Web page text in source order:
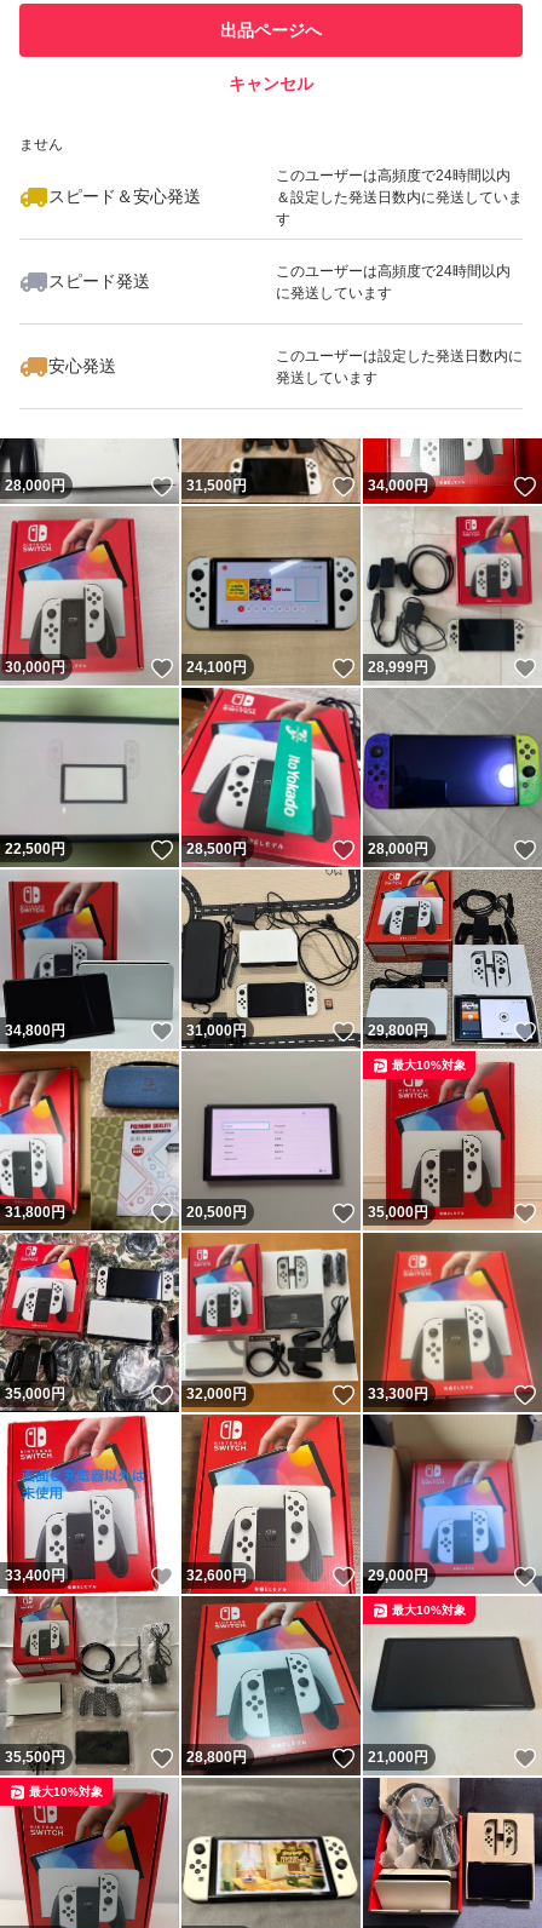
での取引実績があります
ません
スピード＆安心発送
このユーザーは高頻度で24時間以内
＆設定した発送日数内に発送していま
す
スピード発送
このユーザーは高頻度で24時間以内
に発送しています
安心発送
このユーザーは設定した発送日数内に
発送しています
出品ページへ
キャンセル
いいね！
26,500
28,000円 いいね！
31,500 円 いいね！
34,000円
30,000円 いいね！
24,100円 いいね！
28,999円
22,500円 いいね！
28,500円 いいね！
28,000円
34,800円 いいね！
31,000円 いいね！
29,800円
31,800円 いいね！
20,500円 いいね！
35,000円
最大10%対象
35,000円 いいね！
32,000円 いいね！
33,300円
33,400円 いいね！
32,600円 いいね！
29,000円
35,500円 いいね！
28,800円 いいね！
21,000円
最大10%対象
最大10%対象